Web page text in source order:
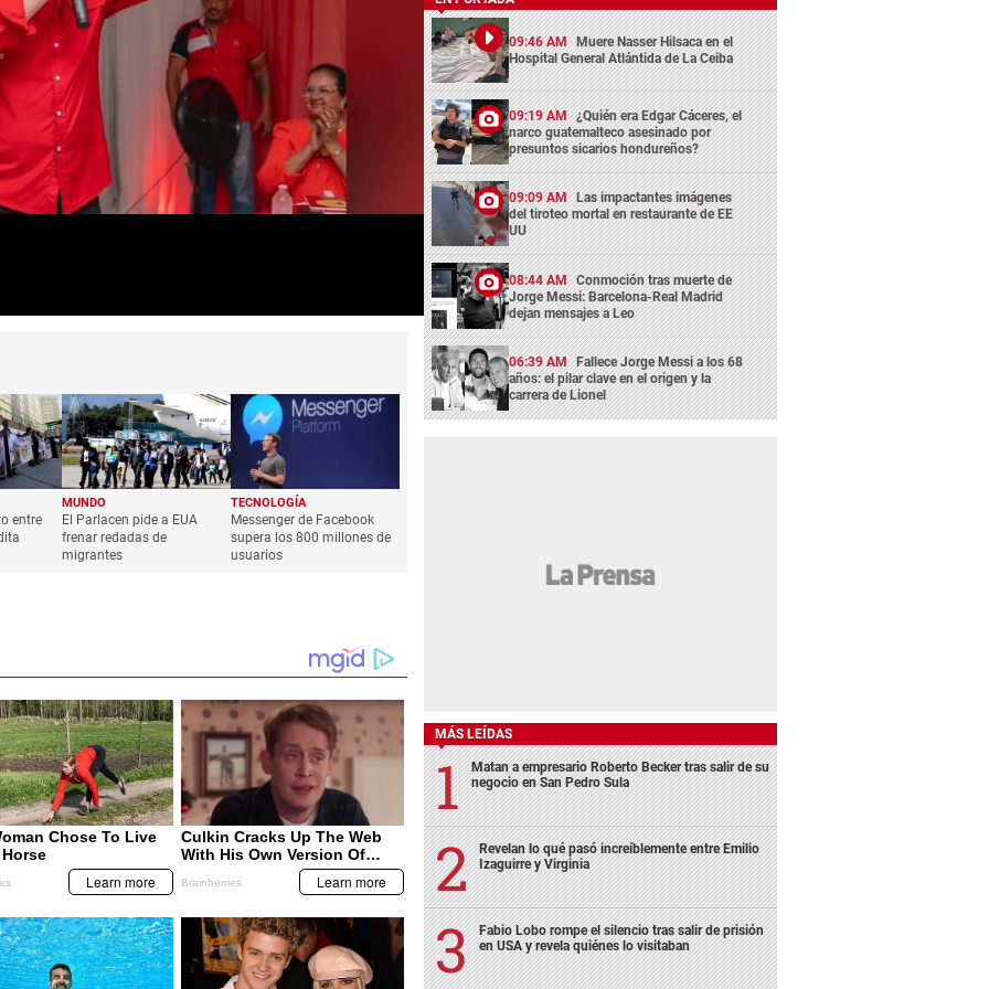
entre
MUNDO
El Parlacen pide a EUA
frenar redadas de
migrantes
TECNOLOGÍA
Messenger de Facebook
supera los 800 millones de
usuarios
09:46 AM Muere Nasser Hilsaca en el
Hospital General Atlántida de La Ceiba
09:19 AM ¿Quién era Edgar Cáceres, el
narco guatemalteco asesinado por
presuntos sicarios hondureños?
09:09 AM Las impactantes imágenes
del tiroteo mortal en restaurante de EE
UU
08:44 AM Conmoción tras muerte de
Jorge Messi: Barcelona-Real Madrid
dejan mensajes a Leo
06:39 AM Fallece Jorge Messi a los 68
años: el pilar clave en el origen y la
carrera de Lionel
MÁS LEÍDAS
Matan a empresario Roberto Becker tras salir de su
negocio en San Pedro Sula
Revelan lo qué pasó increíblemente entre Emilio
Izaguirre y Virginia
Fabio Lobo rompe el silencio tras salir de prisión
en USA y revela quiénes lo visitaban